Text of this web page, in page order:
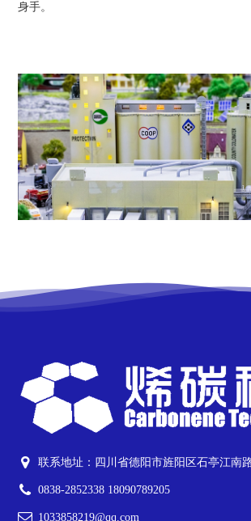
身手。
联系地址：四川省德阳市旌阳区石亭江南
0838-2852338 18090789205
1033858219@qq.com